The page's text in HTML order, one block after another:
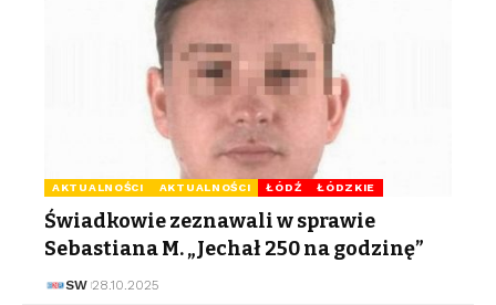
AKTUALNOŚCI AKTUALNOŚCI ŁÓDŹ ŁÓDZKIE
Świadkowie zeznawali w sprawie
Sebastiana M. „Jechał 250 na godzinę”
SW 28.10.2025